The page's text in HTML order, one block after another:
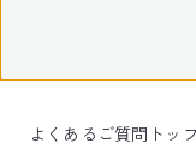
よくあるご質問トッ